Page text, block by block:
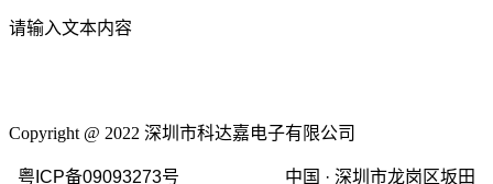
请输入文本内容
Copyright @ 2022 深圳市科达嘉电子有限公司
粤ICP备09093273号 中国 · 深圳市龙岗区坂田